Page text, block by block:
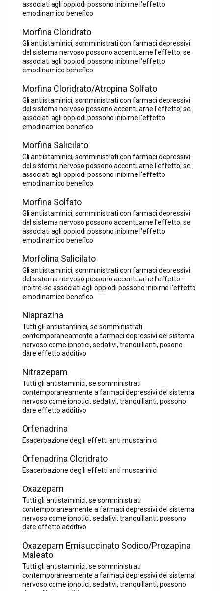
associati agli oppiodi possono inibirne l'effetto
emodinamico benefico
Morfina Cloridrato
Gli antiistaminici, somministrati con farmaci depressivi
del sistema nervoso possono accentuarne l'effetto; se
associati agli oppiodi possono inibirne l'effetto
emodinamico benefico
Morfina Cloridrato/Atropina Solfato
Gli antiistaminici, somministrati con farmaci depressivi
del sistema nervoso possono accentuarne l'effetto; se
associati agli oppiodi possono inibirne l'effetto
emodinamico benefico
Morfina Salicilato
Gli antiistaminici, somministrati con farmaci depressivi
del sistema nervoso possono accentuarne l'effetto; se
associati agli oppiodi possono inibirne l'effetto
emodinamico benefico
Morfina Solfato
Gli antiistaminici, somministrati con farmaci depressivi
del sistema nervoso possono accentuarne l'effetto; se
associati agli oppiodi possono inibirne l'effetto
emodinamico benefico
Morfolina Salicilato
Gli antiistaminici, somministrati con farmaci depressivi
del sistema nervoso possono accentuarne l'effetto -
inoltre-se associati agli oppiodi possono inibirne l'effetto
emodinamico benefico
Niaprazina
Tutti gli antiistaminici, se somministrati
contemporaneamente a farmaci depressivi del sistema
nervoso come ipnotici, sedativi, tranquillanti, posono
dare effetto additivo
Nitrazepam
Tutti gli antistaminici, se somministrati
contemporaneamente a farmaci depressivi del sistema
nervoso come ipnotici, sedativi, tranquillanti, possono
dare effetto additivo
Orfenadrina
Esacerbazione deglli effetti anti muscarinici
Orfenadrina Cloridrato
Esacerbazione deglli effetti anti muscarinici
Oxazepam
Tutti gli antistaminici, se somministrati
contemporaneamente a farmaci depressivi del sistema
nervoso come ipnotici, sedativi, tranquillanti, possono
dare effetto additivo
Oxazepam Emisuccinato Sodico/Prozapina
Maleato
Tutti gli antistaminici, se somministrati
contemporaneamente a farmaci depressivi del sistema
nervoso come ipnotici, sedativi, tranquillanti, possono